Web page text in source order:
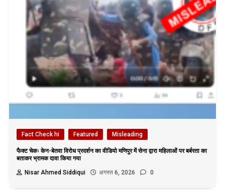
Fact Check hi Featured Misleading
फैक्ट चेकः केन-बेतवा विरोध प्रदर्शन का वीडियो मणिपुर में सेना द्वारा महिलाओं पर बर्बरता का
बताकर भ्रामक दावा किया गया
Nisar Ahmed Siddiqui
अगस्त 6, 2026 0